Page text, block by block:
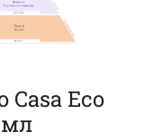
Eco
мл